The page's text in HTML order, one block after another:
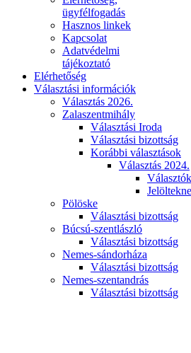
ügyfélfogadás
Hasznos linkek
Kapcsolat
Adatvédelmi
tájékoztató
Elérhetőség
Választási információk
Választás 2026.
Zalaszentmihály
Választási Iroda
Választási bizottság
Korábbi választások
Választás 2024.
Pölöske
Választási bizottság
Búcsú-szentlászló
Választási bizottság
Nemes-sándorháza
Választási bizottság
Nemes-szentandrás
Választási bizottság